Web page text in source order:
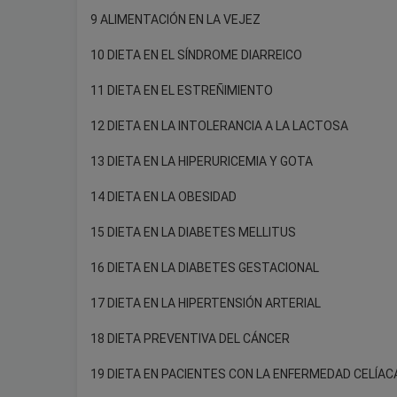
9 ALIMENTACIÓN EN LA VEJEZ
10 DIETA EN EL SÍNDROME DIARREICO
11 DIETA EN EL ESTREÑIMIENTO
12 DIETA EN LA INTOLERANCIA A LA LACTOSA
13 DIETA EN LA HIPERURICEMIA Y GOTA
14 DIETA EN LA OBESIDAD
15 DIETA EN LA DIABETES MELLITUS
16 DIETA EN LA DIABETES GESTACIONAL
17 DIETA EN LA HIPERTENSIÓN ARTERIAL
18 DIETA PREVENTIVA DEL CÁNCER
19 DIETA EN PACIENTES CON LA ENFERMEDAD